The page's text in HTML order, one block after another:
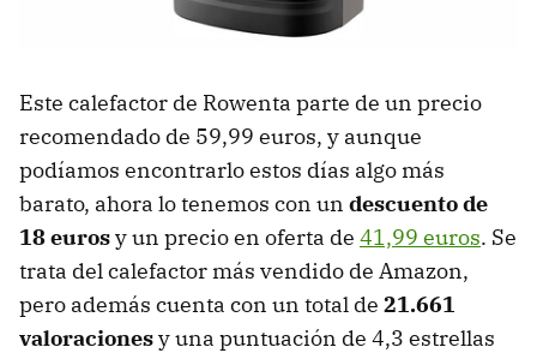
Este calefactor de Rowenta parte de un precio
recomendado de 59,99 euros, y aunque
podíamos encontrarlo estos días algo más
barato, ahora lo tenemos con un descuento de
18 eurosy un precio en oferta de 41,99 euros. Se
trata del calefactor más vendido de Amazon,
pero además cuenta con un total de 21.661
valoracionesy una puntuación de 4,3 estrellas